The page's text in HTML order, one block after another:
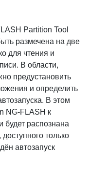
Partition Tool
размечена на две
для чтения и
В области,
предустановить
и определить
В этом
NG-FLASH к
распознана
доступного только
автозапуск